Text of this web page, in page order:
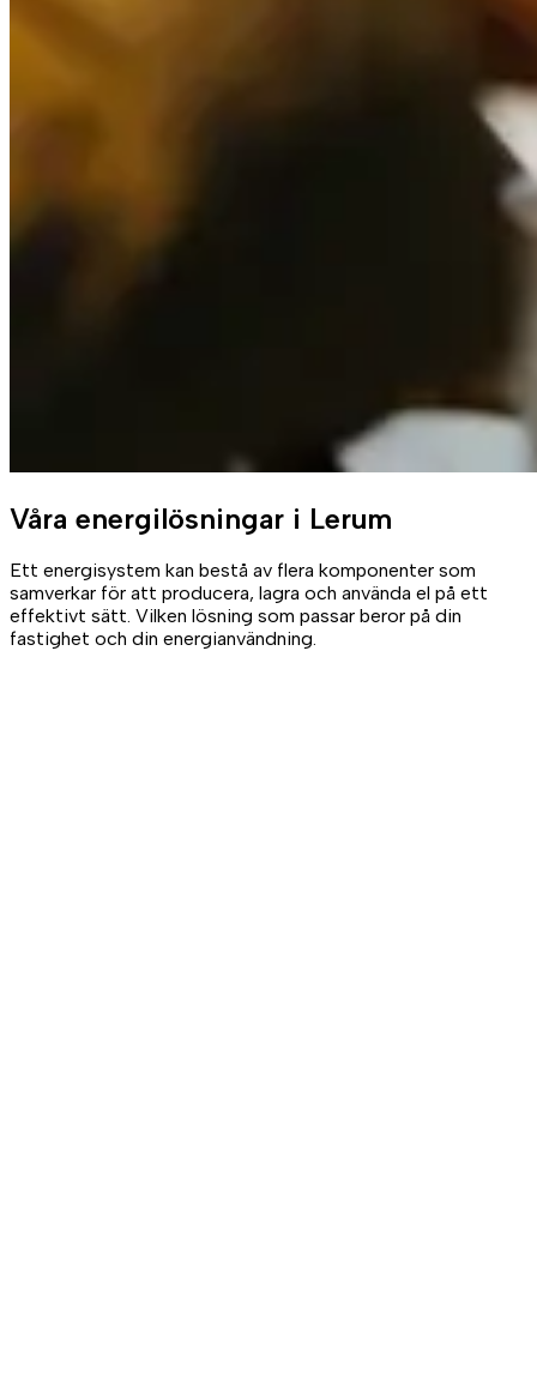
Våra energilösningar i Lerum
Ett energisystem kan bestå av flera komponenter som
samverkar för att producera, lagra och använda el på ett
effektivt sätt. Vilken lösning som passar beror på din
fastighet och din energianvändning.